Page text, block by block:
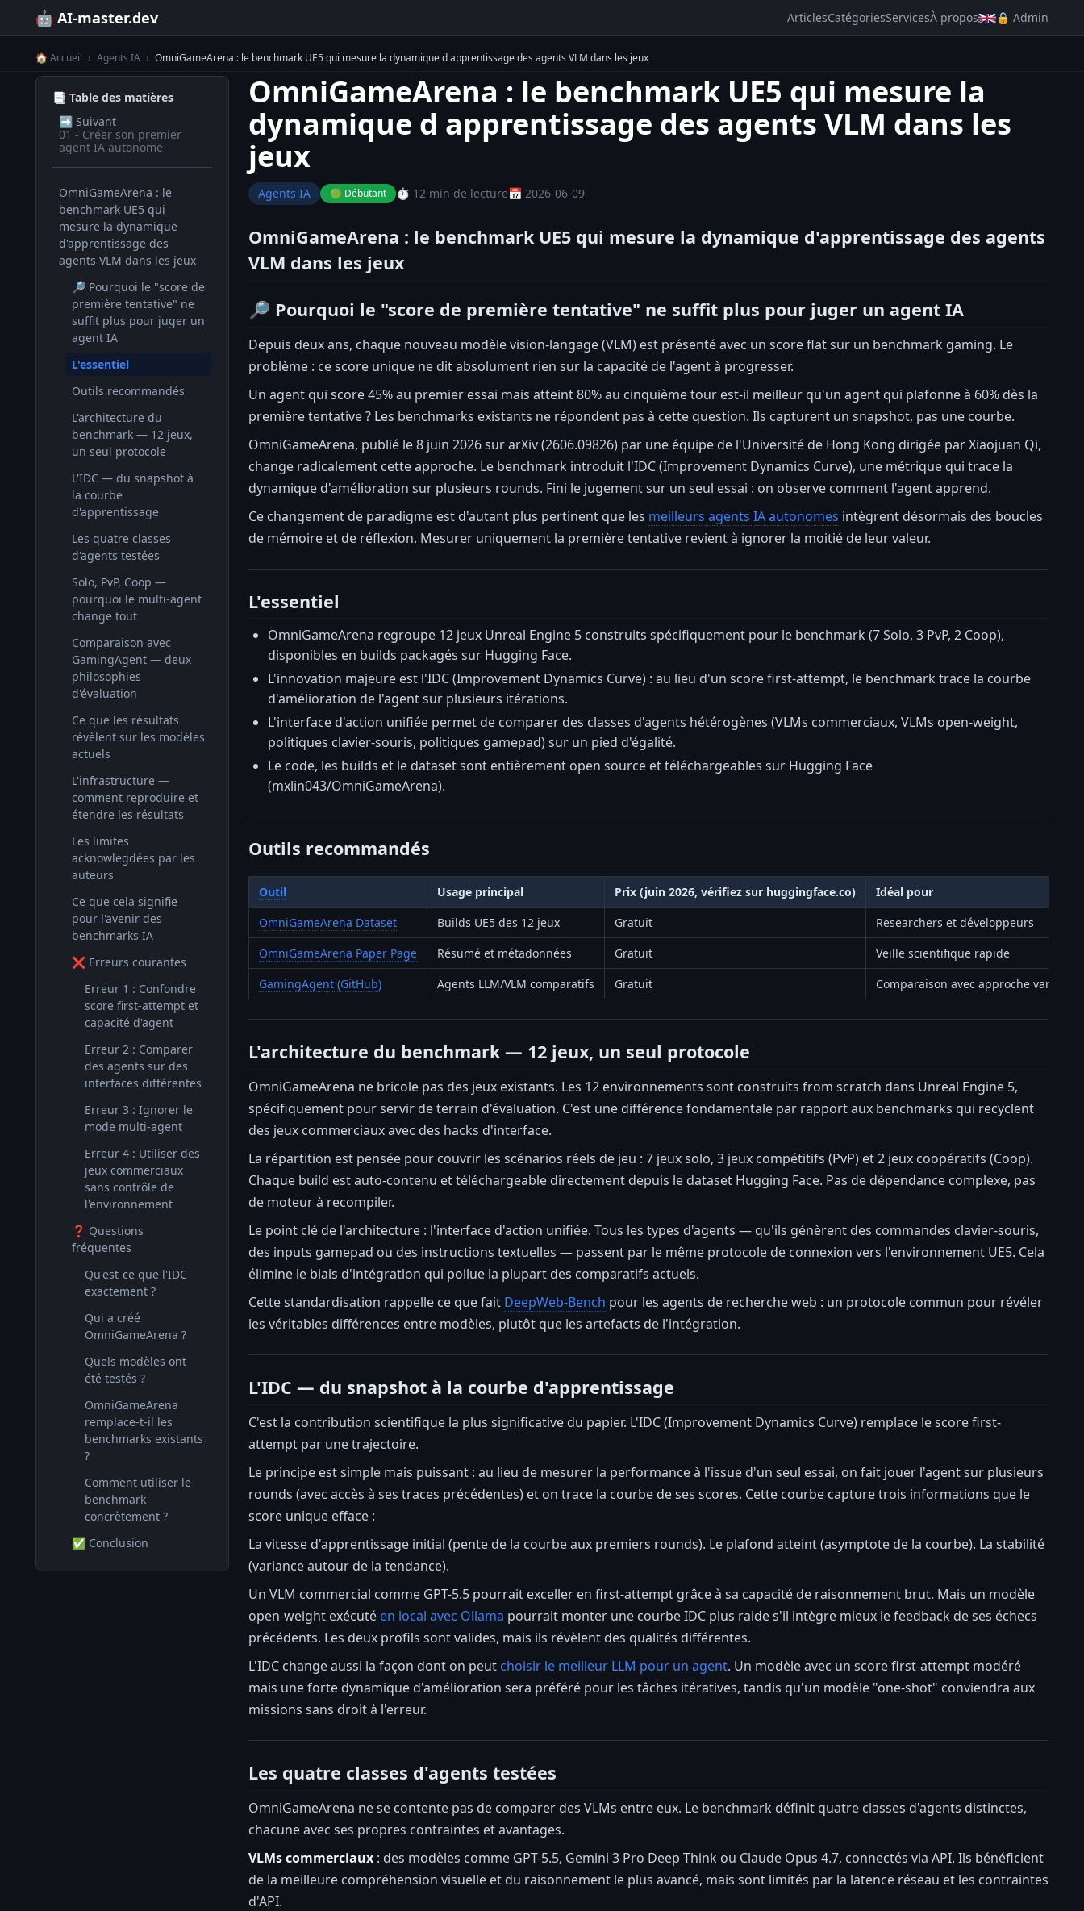
🤖 AI-master.dev ArticlesCatégoriesServicesÀ propos 🔒 Admin
🏠 Accueil › Agents IA › OmniGameArena : le benchmark UE5 qui mesure la dynamique d apprentissage des agents VLM dans les jeux
📑 Table des matières
➡️ Suivant
01 - Créer son premier
agent IA autonome
OmniGameArena : le
benchmark UE5 qui
mesure la dynamique
d'apprentissage des
agents VLM dans les jeux
🔎 Pourquoi le "score de
première tentative" ne
suffit plus pour juger un
agent IA
L'essentiel
Outils recommandés
L'architecture du
benchmark — 12 jeux,
un seul protocole
L'IDC — du snapshot à
la courbe
d'apprentissage
Les quatre classes
d'agents testées
Solo, PvP, Coop —
pourquoi le multi-agent
change tout
Comparaison avec
GamingAgent — deux
philosophies
d'évaluation
Ce que les résultats
révèlent sur les modèles
actuels
L'infrastructure —
comment reproduire et
étendre les résultats
Les limites
acknowlegdées par les
auteurs
Ce que cela signifie
pour l'avenir des
benchmarks IA
❌ Erreurs courantes
Erreur 1 : Confondre
score first-attempt et
capacité d'agent
Erreur 2 : Comparer
des agents sur des
interfaces différentes
Erreur 3 : Ignorer le
mode multi-agent
Erreur 4 : Utiliser des
jeux commerciaux
sans contrôle de
l'environnement
❓ Questions
fréquentes
Qu'est-ce que l'IDC
exactement ?
Qui a créé
OmniGameArena ?
Quels modèles ont
été testés ?
OmniGameArena
remplace-t-il les
benchmarks existants
?
Comment utiliser le
benchmark
concrètement ?
✅ Conclusion
OmniGameArena : le benchmark UE5 qui mesure la
dynamique d apprentissage des agents VLM dans les
jeux
Agents IA 🟢 Débutant ⏱️ 12 min de lecture📅 2026-06-09
OmniGameArena : le benchmark UE5 qui mesure la dynamique d'apprentissage des agents
VLM dans les jeux
🔎 Pourquoi le "score de première tentative" ne suffit plus pour juger un agent IA
Depuis deux ans, chaque nouveau modèle vision-langage (VLM) est présenté avec un score flat sur un benchmark gaming. Le
problème : ce score unique ne dit absolument rien sur la capacité de l'agent à progresser.
Un agent qui score 45% au premier essai mais atteint 80% au cinquième tour est-il meilleur qu'un agent qui plafonne à 60% dès la
première tentative ? Les benchmarks existants ne répondent pas à cette question. Ils capturent un snapshot, pas une courbe.
OmniGameArena, publié le 8 juin 2026 sur arXiv (2606.09826) par une équipe de l'Université de Hong Kong dirigée par Xiaojuan Qi,
change radicalement cette approche. Le benchmark introduit l'IDC (Improvement Dynamics Curve), une métrique qui trace la
dynamique d'amélioration sur plusieurs rounds. Fini le jugement sur un seul essai : on observe comment l'agent apprend.
Ce changement de paradigme est d'autant plus pertinent que les meilleurs agents IA autonomes intègrent désormais des boucles
de mémoire et de réflexion. Mesurer uniquement la première tentative revient à ignorer la moitié de leur valeur.
L'essentiel
OmniGameArena regroupe 12 jeux Unreal Engine 5 construits spécifiquement pour le benchmark (7 Solo, 3 PvP, 2 Coop),
disponibles en builds packagés sur Hugging Face.
L'innovation majeure est l'IDC (Improvement Dynamics Curve) : au lieu d'un score first-attempt, le benchmark trace la courbe
d'amélioration de l'agent sur plusieurs itérations.
L'interface d'action unifiée permet de comparer des classes d'agents hétérogènes (VLMs commerciaux, VLMs open-weight,
politiques clavier-souris, politiques gamepad) sur un pied d'égalité.
Le code, les builds et le dataset sont entièrement open source et téléchargeables sur Hugging Face
(mxlin043/OmniGameArena).
Outils recommandés
Outil Usage principal Prix (juin 2026, vérifiez sur huggingface.co)
Idéal pour
OmniGameArena Dataset
Builds UE5 des 12 jeux Gratuit
Researchers et développeurs
OmniGameArena Paper Page
Résumé et métadonnées Gratuit
Veille scientifique rapide
GamingAgent (GitHub)
Agents LLM/VLM comparatifs Gratuit Comparaison avec approche vanilla
L'architecture du benchmark — 12 jeux, un seul protocole
OmniGameArena ne bricole pas des jeux existants. Les 12 environnements sont construits from scratch dans Unreal Engine 5,
spécifiquement pour servir de terrain d'évaluation. C'est une différence fondamentale par rapport aux benchmarks qui recyclent
des jeux commerciaux avec des hacks d'interface.
La répartition est pensée pour couvrir les scénarios réels de jeu : 7 jeux solo, 3 jeux compétitifs (PvP) et 2 jeux coopératifs (Coop).
Chaque build est auto-contenu et téléchargeable directement depuis le dataset Hugging Face. Pas de dépendance complexe, pas
de moteur à recompiler.
Le point clé de l'architecture : l'interface d'action unifiée. Tous les types d'agents — qu'ils génèrent des commandes clavier-souris,
des inputs gamepad ou des instructions textuelles — passent par le même protocole de connexion vers l'environnement UE5. Cela
élimine le biais d'intégration qui pollue la plupart des comparatifs actuels.
Cette standardisation rappelle ce que fait DeepWeb-Bench pour les agents de recherche web : un protocole commun pour révéler
les véritables différences entre modèles, plutôt que les artefacts de l'intégration.
L'IDC — du snapshot à la courbe d'apprentissage
C'est la contribution scientifique la plus significative du papier. L'IDC (Improvement Dynamics Curve) remplace le score first-
attempt par une trajectoire.
Le principe est simple mais puissant : au lieu de mesurer la performance à l'issue d'un seul essai, on fait jouer l'agent sur plusieurs
rounds (avec accès à ses traces précédentes) et on trace la courbe de ses scores. Cette courbe capture trois informations que le
score unique efface :
La vitesse d'apprentissage initial (pente de la courbe aux premiers rounds). Le plafond atteint (asymptote de la courbe). La stabilité
(variance autour de la tendance).
Un VLM commercial comme GPT-5.5 pourrait exceller en first-attempt grâce à sa capacité de raisonnement brut. Mais un modèle
open-weight exécuté en local avec Ollama pourrait monter une courbe IDC plus raide s'il intègre mieux le feedback de ses échecs
précédents. Les deux profils sont valides, mais ils révèlent des qualités différentes.
L'IDC change aussi la façon dont on peut choisir le meilleur LLM pour un agent. Un modèle avec un score first-attempt modéré
mais une forte dynamique d'amélioration sera préféré pour les tâches itératives, tandis qu'un modèle "one-shot" conviendra aux
missions sans droit à l'erreur.
Les quatre classes d'agents testées
OmniGameArena ne se contente pas de comparer des VLMs entre eux. Le benchmark définit quatre classes d'agents distinctes,
chacune avec ses propres contraintes et avantages.
VLMs commerciaux : des modèles comme GPT-5.5, Gemini 3 Pro Deep Think ou Claude Opus 4.7, connectés via API. Ils bénéficient
de la meilleure compréhension visuelle et du raisonnement le plus avancé, mais sont limités par la latence réseau et les contraintes
d'API.